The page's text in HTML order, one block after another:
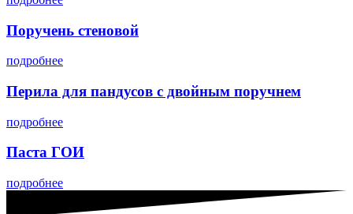
Поручень стеновой
подробнее
Перила для пандусов с двойным поручнем
подробнее
Паста ГОИ
подробнее